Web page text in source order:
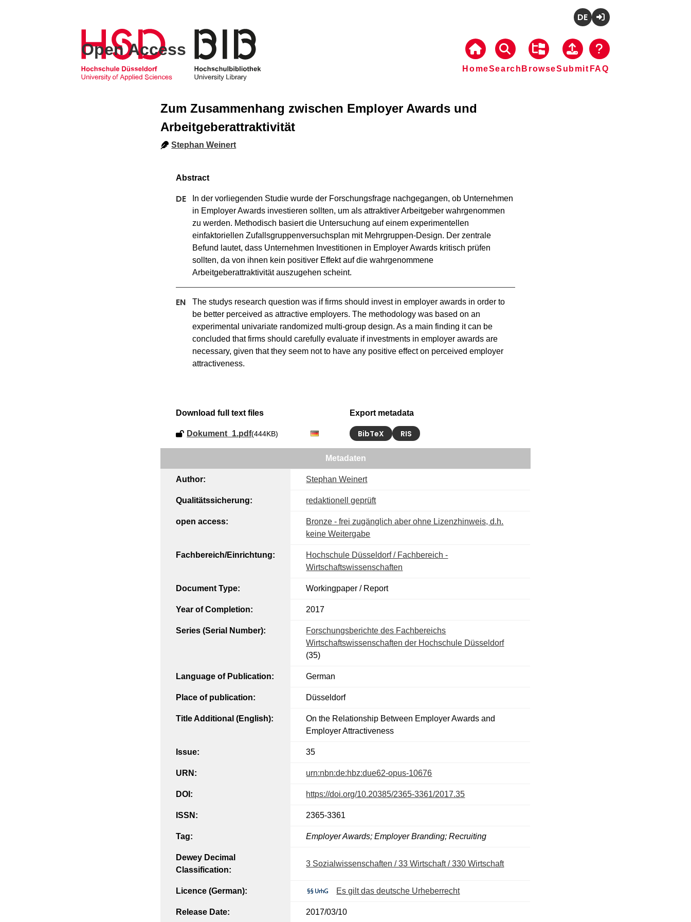
Open Access
HomeSearch BrowseSubmit FAQ
Zum Zusammenhang zwischen Employer Awards und
Arbeitgeberattraktivität
Stephan Weinert
In der vorliegenden Studie wurde der Forschungsfrage nachgegangen, ob Unternehmen
in Employer Awards investieren sollten, um als attraktiver Arbeitgeber wahrgenommen
zu werden. Methodisch basiert die Untersuchung auf einem experimentellen
einfaktoriellen Zufallsgruppenversuchsplan mit Mehrgruppen-Design. Der zentrale
Befund lautet, dass Unternehmen Investitionen in Employer Awards kritisch prüfen
sollten, da von ihnen kein positiver Effekt auf die wahrgenommene
Arbeitgeberattraktivität auszugehen scheint.
The studys research question was if firms should invest in employer awards in order to
be better perceived as attractive employers. The methodology was based on an
experimental univariate randomized multi-group design. As a main finding it can be
concluded that firms should carefully evaluate if investments in employer awards are
necessary, given that they seem not to have any positive effect on perceived employer
attractiveness.
Download full text files
Dokument_1.pdf(444KB)
Export metadata
BibTeX RIS
Metadaten
Author: Stephan Weinert
Qualitätssicherung: redaktionell geprüft
open access:
Bronze - frei zugänglich aber ohne Lizenzhinweis, d.h.
keine Weitergabe
Fachbereich/Einrichtung:
Hochschule Düsseldorf / Fachbereich -
Wirtschaftswissenschaften
Document Type: Workingpaper / Report
Year of Completion: 2017
Series (Serial Number):
Forschungsberichte des Fachbereichs
Wirtschaftswissenschaften der Hochschule Düsseldorf
(35)
Language of Publication: German
Place of publication: Düsseldorf
Title Additional (English):
On the Relationship Between Employer Awards and
Employer Attractiveness
Issue: 35
URN: urn:nbn:de:hbz:due62-opus-10676
DOI: https://doi.org/10.20385/2365-3361/2017.35
ISSN: 2365-3361
Tag: Employer Awards; Employer Branding; Recruiting
Dewey Decimal
Classification:
3 Sozialwissenschaften / 33 Wirtschaft / 330 Wirtschaft
Licence (German): Es gilt das deutsche Urheberrecht
Release Date: 2017/03/10